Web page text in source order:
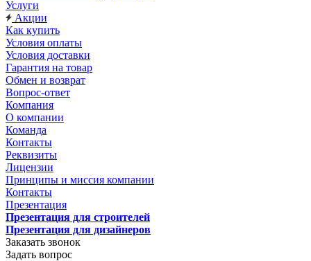
Услуги
Акции
Как купить
Условия оплаты
Условия доставки
Гарантия на товар
Обмен и возврат
Вопрос-ответ
Компания
О компании
Команда
Контакты
Реквизиты
Лицензии
Принципы и миссия компании
Контакты
Презентация
Презентация для строителей
Презентация для дизайнеров
Заказать звонок
Задать вопрос